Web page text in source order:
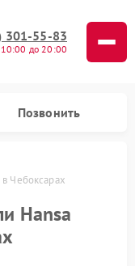
301-55-83
10:00 до 20:00
Позвонить
Чебоксарах
Hansa